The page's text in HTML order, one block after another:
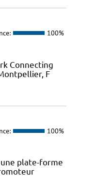
100%
Connecting
F
100%
plate-forme